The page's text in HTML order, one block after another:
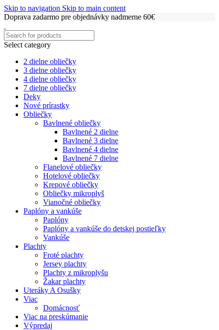
Skip to navigation Skip to main content
Doprava zadarmo pre objednávky nadmerne 60€
Select category
2 dielne obliečky
3 dielne obliečky
4 dielne obliečky
7 dielne obliečky
Deky
Nové prírastky
Obliečky
Bavlnené obliečky
Bavlnené 2 dielne
Bavlnené 3 dielne
Bavlnené 4 dielne
Bavlnené 7 dielne
Flanelové obliečky
Hotelové obliečky
Krepové obliečky
Obliečky mikroplyš
Vianočné obliečky
Paplóny a vankúše
Paplóny
Paplóny a vankúše do detskej postieľky
Vankúše
Plachty
Froté plachty
Jersey plachty
Plachty z mikroplyšu
Žakar plachty
Uteráky A Osušky
Viac
Domácnosť
Viac na preskúmanie
Výpredaj